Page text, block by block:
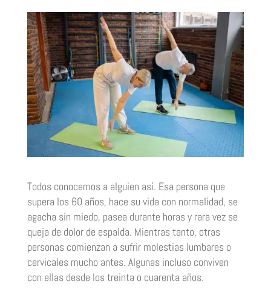
Todos conocemos a alguien así. Esa persona que
supera los 60 años, hace su vida con normalidad, se
agacha sin miedo, pasea durante horas y rara vez se
queja de dolor de espalda. Mientras tanto, otras
personas comienzan a sufrir molestias lumbares o
cervicales mucho antes. Algunas incluso conviven
con ellas desde los treinta o cuarenta años.